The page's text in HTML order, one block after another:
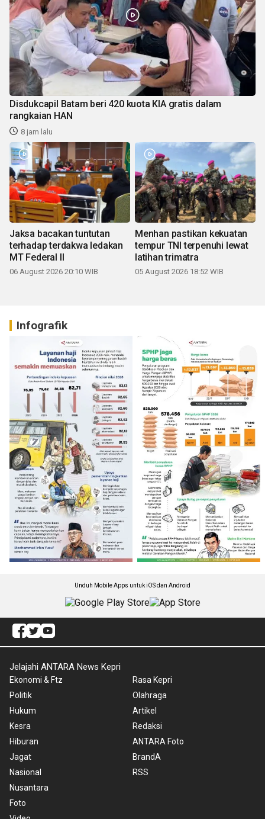
Disdukcapil Batam beri 420 kuota KIA gratis dalam
rangkaian HAN
8 jam lalu
Jaksa bacakan tuntutan
terhadap terdakwa ledakan
MT Federal II
06 August 2026 20:10 WIB
Menhan pastikan kekuatan
tempur TNI terpenuhi lewat
latihan trimatra
05 August 2026 18:52 WIB
Infografik
Unduh Mobile Apps untuk iOS dan Android
Jelajahi ANTARA News Kepri
Ekonomi & Ftz
Politik
Hukum
Kesra
Hiburan
Jagat
Nasional
Nusantara
Foto
Rasa Kepri
Olahraga
Artikel
Redaksi
ANTARA Foto
BrandA
RSS